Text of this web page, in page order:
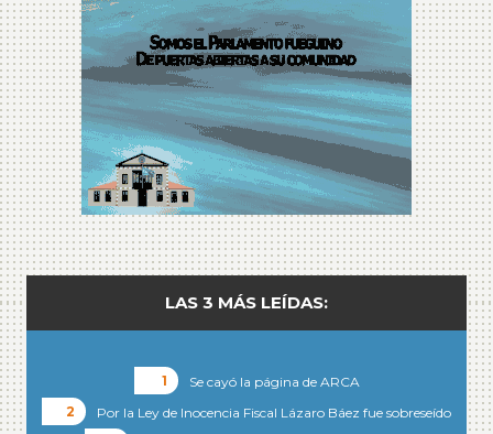
LAS 3 MÁS LEÍDAS:
Se cayó la página de ARCA
Por la Ley de Inocencia Fiscal Lázaro Báez fue sobreseído